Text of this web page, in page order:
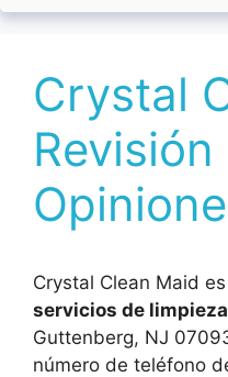
Crystal
Revisión
Crystal Clean Maid
servicios de limpieza
Guttenberg, NJ
número de teléfono